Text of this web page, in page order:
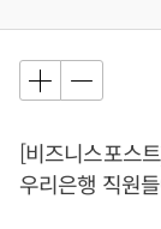
[비즈니스포스
우리은행 직원